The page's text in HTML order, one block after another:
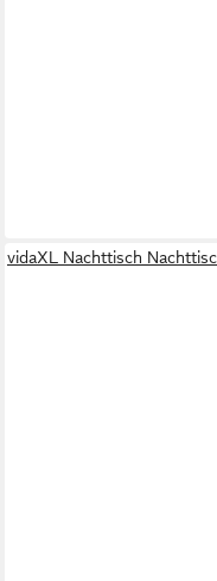
vidaXL Nachttisch